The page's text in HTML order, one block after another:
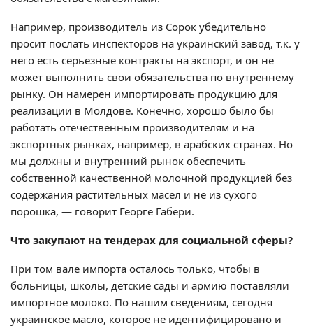
Например, производитель из Сорок убедительно
просит послать инспекторов на украинский завод, т.к. у
него есть серьезные контракты на экспорт, и он не
может выполнить свои обязательства по внутреннему
рынку. Он намерен импортировать продукцию для
реализации в Молдове. Конечно, хорошо было бы
работать отечественным производителям и на
экспортных рынках, например, в арабских странах. Но
мы должны и внутренний рынок обеспечить
собственной качественной молочной продукцией без
содержания растительных масел и не из сухого
порошка, — говорит Георге Габери.
Что закупают на тендерах для социальной сферы?
При том вале импорта осталось только, чтобы в
больницы, школы, детские сады и армию поставляли
импортное молоко. По нашим сведениям, сегодня
украинское масло, которое не идентифицировано и